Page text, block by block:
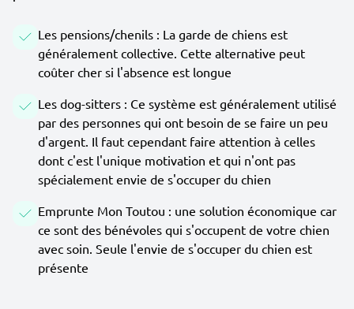
Les pensions/chenils : La garde de chiens est
généralement collective. Cette alternative peut
coûter cher si l'absence est longue
Les dog-sitters : Ce système est généralement utilisé
par des personnes qui ont besoin de se faire un peu
d'argent. Il faut cependant faire attention à celles
dont c'est l'unique motivation et qui n'ont pas
spécialement envie de s'occuper du chien
Emprunte Mon Toutou : une solution économique car
ce sont des bénévoles qui s'occupent de votre chien
avec soin. Seule l'envie de s'occuper du chien est
présente